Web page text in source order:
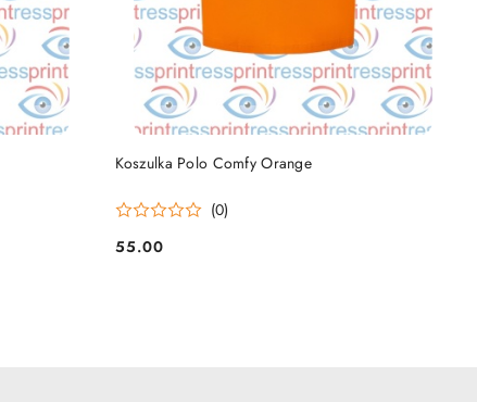
Koszulka Polo Comfy Orange
(0)
Cena:
55.00
DO KOSZYKA